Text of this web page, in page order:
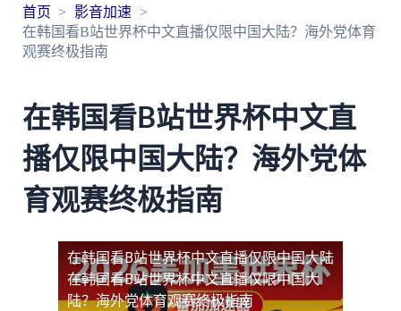
首页
影音加速
在韩国看B站世界杯中文直播仅限中国大陆？海外党体育
观赛终极指南
在韩国看B站世界杯中文直
播仅限中国大陆？海外党体
育观赛终极指南
在韩国看B站世界杯中文直播仅限中国大陆
在韩国看B站世界杯中文直播仅限中国大
陆？海外党体育观赛终极指南